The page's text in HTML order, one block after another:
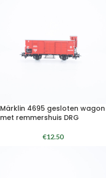
Märklin 4695 gesloten wagon
met remmershuis DRG
€12.50